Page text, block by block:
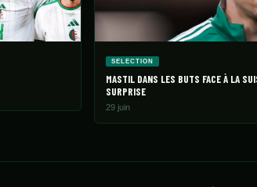
SELECTION
MASTIL DANS LES BUTS FACE À LA
SURPRISE
29 juin